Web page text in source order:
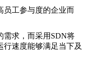
员工参与度的企业而
需求，而采用 SDN将
速度能够满足当下及